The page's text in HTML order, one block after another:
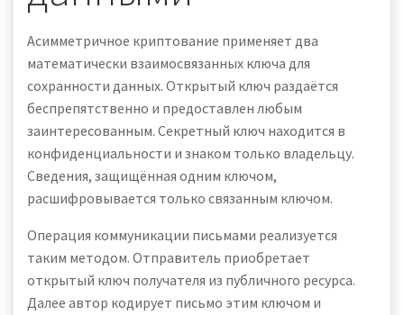
Асимметричное криптование применяет два
математически взаимосвязанных ключа для
сохранности данных. Открытый ключ раздаётся
беспрепятственно и предоставлен любым
заинтересованным. Секретный ключ находится в
конфиденциальности и знаком только владельцу.
Сведения, защищённая одним ключом,
расшифровывается только связанным ключом.
Операция коммуникации письмами реализуется
таким методом. Отправитель приобретает
открытый ключ получателя из публичного ресурса.
Далее автор кодирует письмо этим ключом и